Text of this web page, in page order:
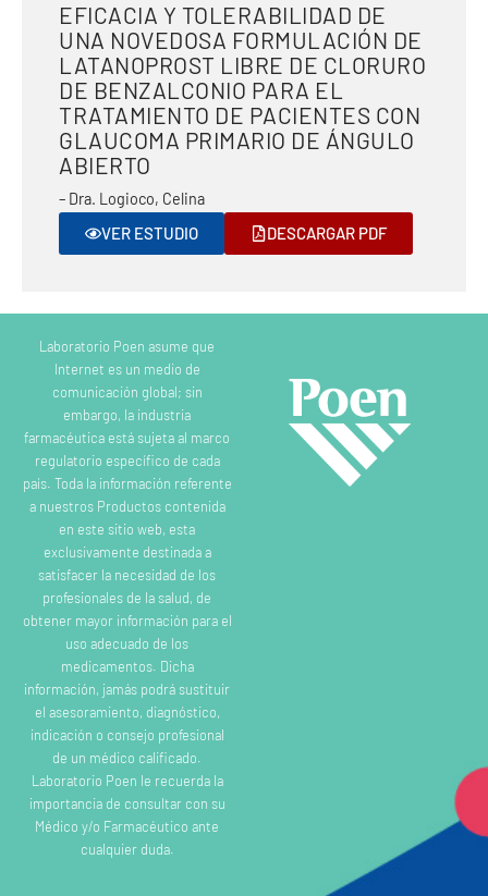
EFICACIA Y TOLERABILIDAD DE
UNA NOVEDOSA FORMULACIÓN DE
LATANOPROST LIBRE DE CLORURO
DE BENZALCONIO PARA EL
TRATAMIENTO DE PACIENTES CON
GLAUCOMA PRIMARIO DE ÁNGULO
ABIERTO
– Dra. Logioco, Celina
VER ESTUDIO DESCARGAR PDF
Laboratorio Poen asume que
Internet es un medio de
comunicación global; sin
embargo, la industria
farmacéutica está sujeta al marco
regulatorio específico de cada
país. Toda la información referente
a nuestros Productos contenida
en este sitio web, esta
exclusivamente destinada a
satisfacer la necesidad de los
profesionales de la salud, de
obtener mayor información para el
uso adecuado de los
medicamentos. Dicha
información, jamás podrá sustituir
el asesoramiento, diagnóstico,
indicación o consejo profesional
de un médico calificado.
Laboratorio Poen le recuerda la
importancia de consultar con su
Médico y/o Farmacéutico ante
cualquier duda.